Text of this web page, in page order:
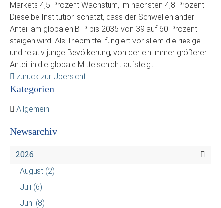
Markets 4,5 Prozent Wachstum, im nächsten 4,8 Prozent.
Dieselbe Institution schätzt, dass der Schwellenländer-
Anteil am globalen BIP bis 2035 von 39 auf 60 Prozent
steigen wird. Als Triebmittel fungiert vor allem die riesige
und relativ junge Bevölkerung, von der ein immer größerer
Anteil in die globale Mittelschicht aufsteigt.
zurück zur Übersicht
Kategorien
Allgemein
Newsarchiv
2026
August (2)
Juli (6)
Juni (8)